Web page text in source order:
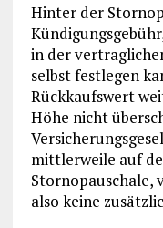
Hinter der
in der
selbst festlegen
Rückkaufswert
Höhe nicht
mittlerweile auf
Stornopauschale,
also keine